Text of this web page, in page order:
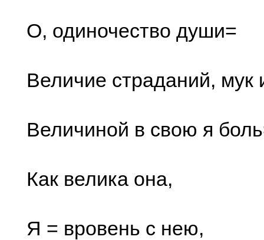
О, одиночество души=
Величие страданий, мук
Величиной в свою я
Как велика она,
Я = вровень с нею,